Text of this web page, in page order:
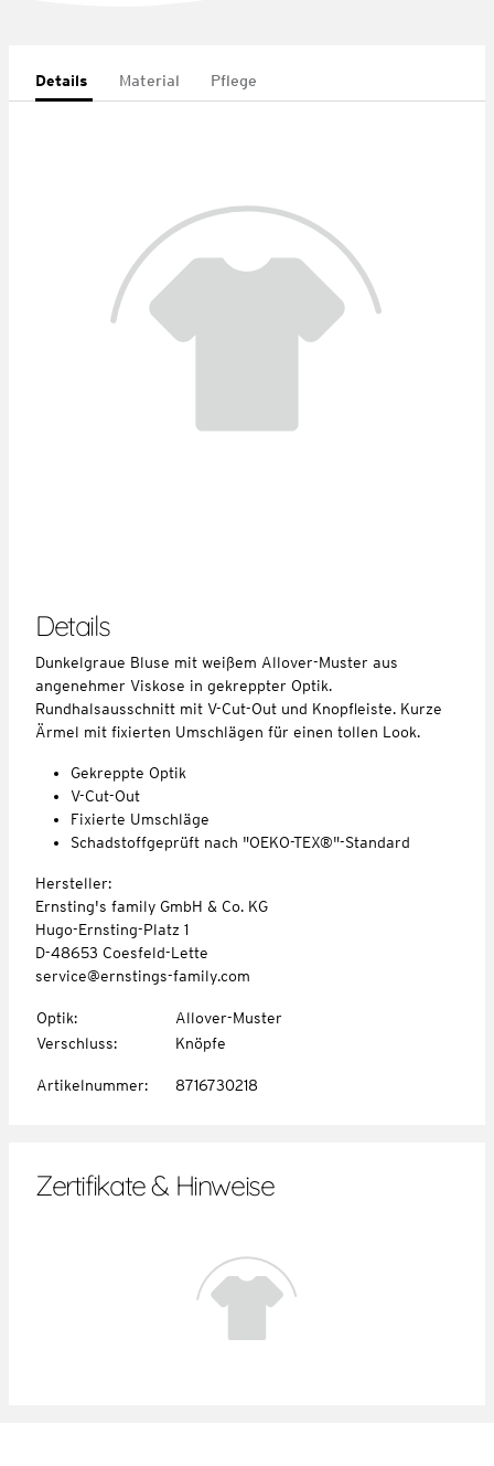
Details Material Pflege
Details
Dunkelgraue Bluse mit weißem Allover-Muster aus
angenehmer Viskose in gekreppter Optik.
Rundhalsausschnitt mit V-Cut-Out und Knopfleiste. Kurze
Ärmel mit fixierten Umschlägen für einen tollen Look.
Gekreppte Optik
V-Cut-Out
Fixierte Umschläge
Schadstoffgeprüft nach "OEKO-TEX®"-Standard
Hersteller:
Ernsting's family GmbH & Co. KG
Hugo-Ernsting-Platz 1
D-48653 Coesfeld-Lette
service@ernstings-family.com
Optik:
Allover-Muster
Verschluss: Knöpfe
Artikelnummer: 8716730218
Zertifikate & Hinweise